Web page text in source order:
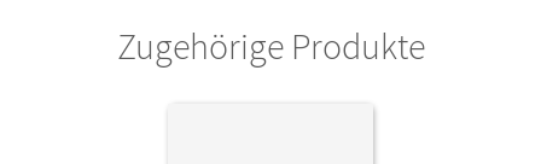
Zugehörige Produkte